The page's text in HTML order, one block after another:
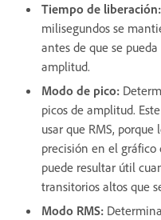
Tiempo de liberación:
milisegundos se
antes de que se
amplitud.
Modo de pico:
picos de amplitud.
usar que RMS,
precisión en el gráfico
puede resultar útil
transitorios altos que
Modo RMS: